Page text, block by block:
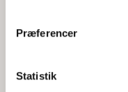
Præferencer
Statistik